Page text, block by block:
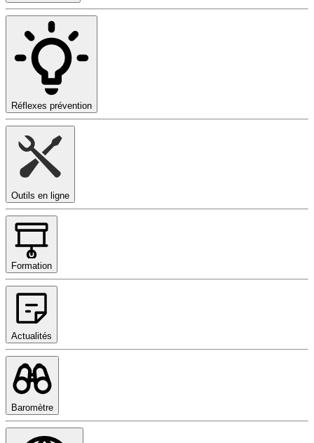
Réflexes prévention
Outils en ligne
Formation
Actualités
Baromètre